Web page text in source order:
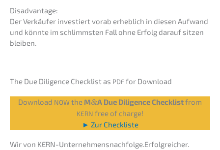
Disad­van­ta­ge:
Der Verkäu­fer inves­tiert vorab erheb­lich in diesen Aufwand
und könnte im schlimms­ten Fall ohne Erfolg darauf sitzen
bleiben.
The Due Diligence Check­list as PDFfor Download
Download NOW the M&A Due Diligence Check­listfrom
KERN free of charge!
► Zur Checkliste
Wir von KERN-Unternehmensnachfolge.Erfolgreicher.